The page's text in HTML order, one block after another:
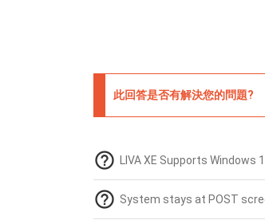
此回答是否有解決您的問題?
help_outline LIVA XE Supports Windows
help_outline System stays at POST